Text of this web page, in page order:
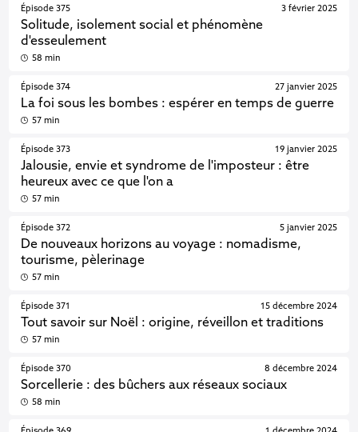
Épisode 375
Solitude, isolement social et phénomène
d'esseulement
3 février 2025
58 min
Épisode 374
La foi sous les bombes : espérer en temps de guerre
27 janvier 2025
57 min
Épisode 373
Jalousie, envie et syndrome de l'imposteur : être
heureux avec ce que l'on a
19 janvier 2025
57 min
Épisode 372
De nouveaux horizons au voyage : nomadisme,
tourisme, pèlerinage
5 janvier 2025
57 min
Épisode 371
Tout savoir sur Noël : origine, réveillon et traditions
15 décembre 2024
57 min
Épisode 370
Sorcellerie : des bûchers aux réseaux sociaux
8 décembre 2024
58 min